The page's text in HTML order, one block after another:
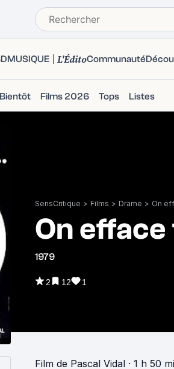
MUSIQUE L'ÉditoCommunauté
Bientôt Films 2026 Tops Listes
SensCritique > Films > Drame > On
On
1979
2 12 1
Film de Pascal Vidal · 1 h 50